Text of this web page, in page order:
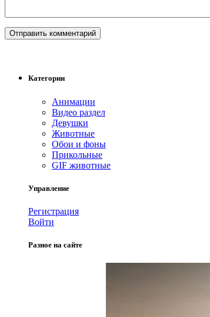
Категории
Анимации
Видео раздел
Девушки
Животные
Обои и фоны
Прикольные
GIF животные
Управление
Регистрация
Войти
Разное на сайте